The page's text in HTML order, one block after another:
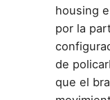
housing
por la
de
que el